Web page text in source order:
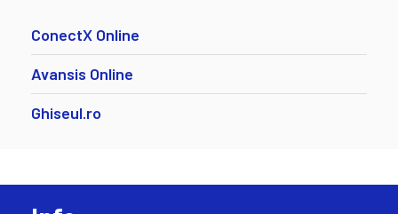
ConectX Online
Avansis Online
Ghiseul.ro